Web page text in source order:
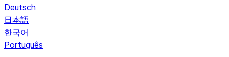
Deutsch
日本語
한국어
Português